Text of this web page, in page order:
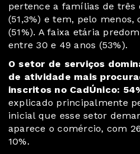
pertence a famílias de três
(51,3%) e tem, pelo
(51%). A faixa etária
entre 30 e 49 anos (53%).
O setor de serviços
de atividade mais
inscritos no CadÚnico:
explicado principalmente
inicial que esse setor
aparece o comércio, com
10%.